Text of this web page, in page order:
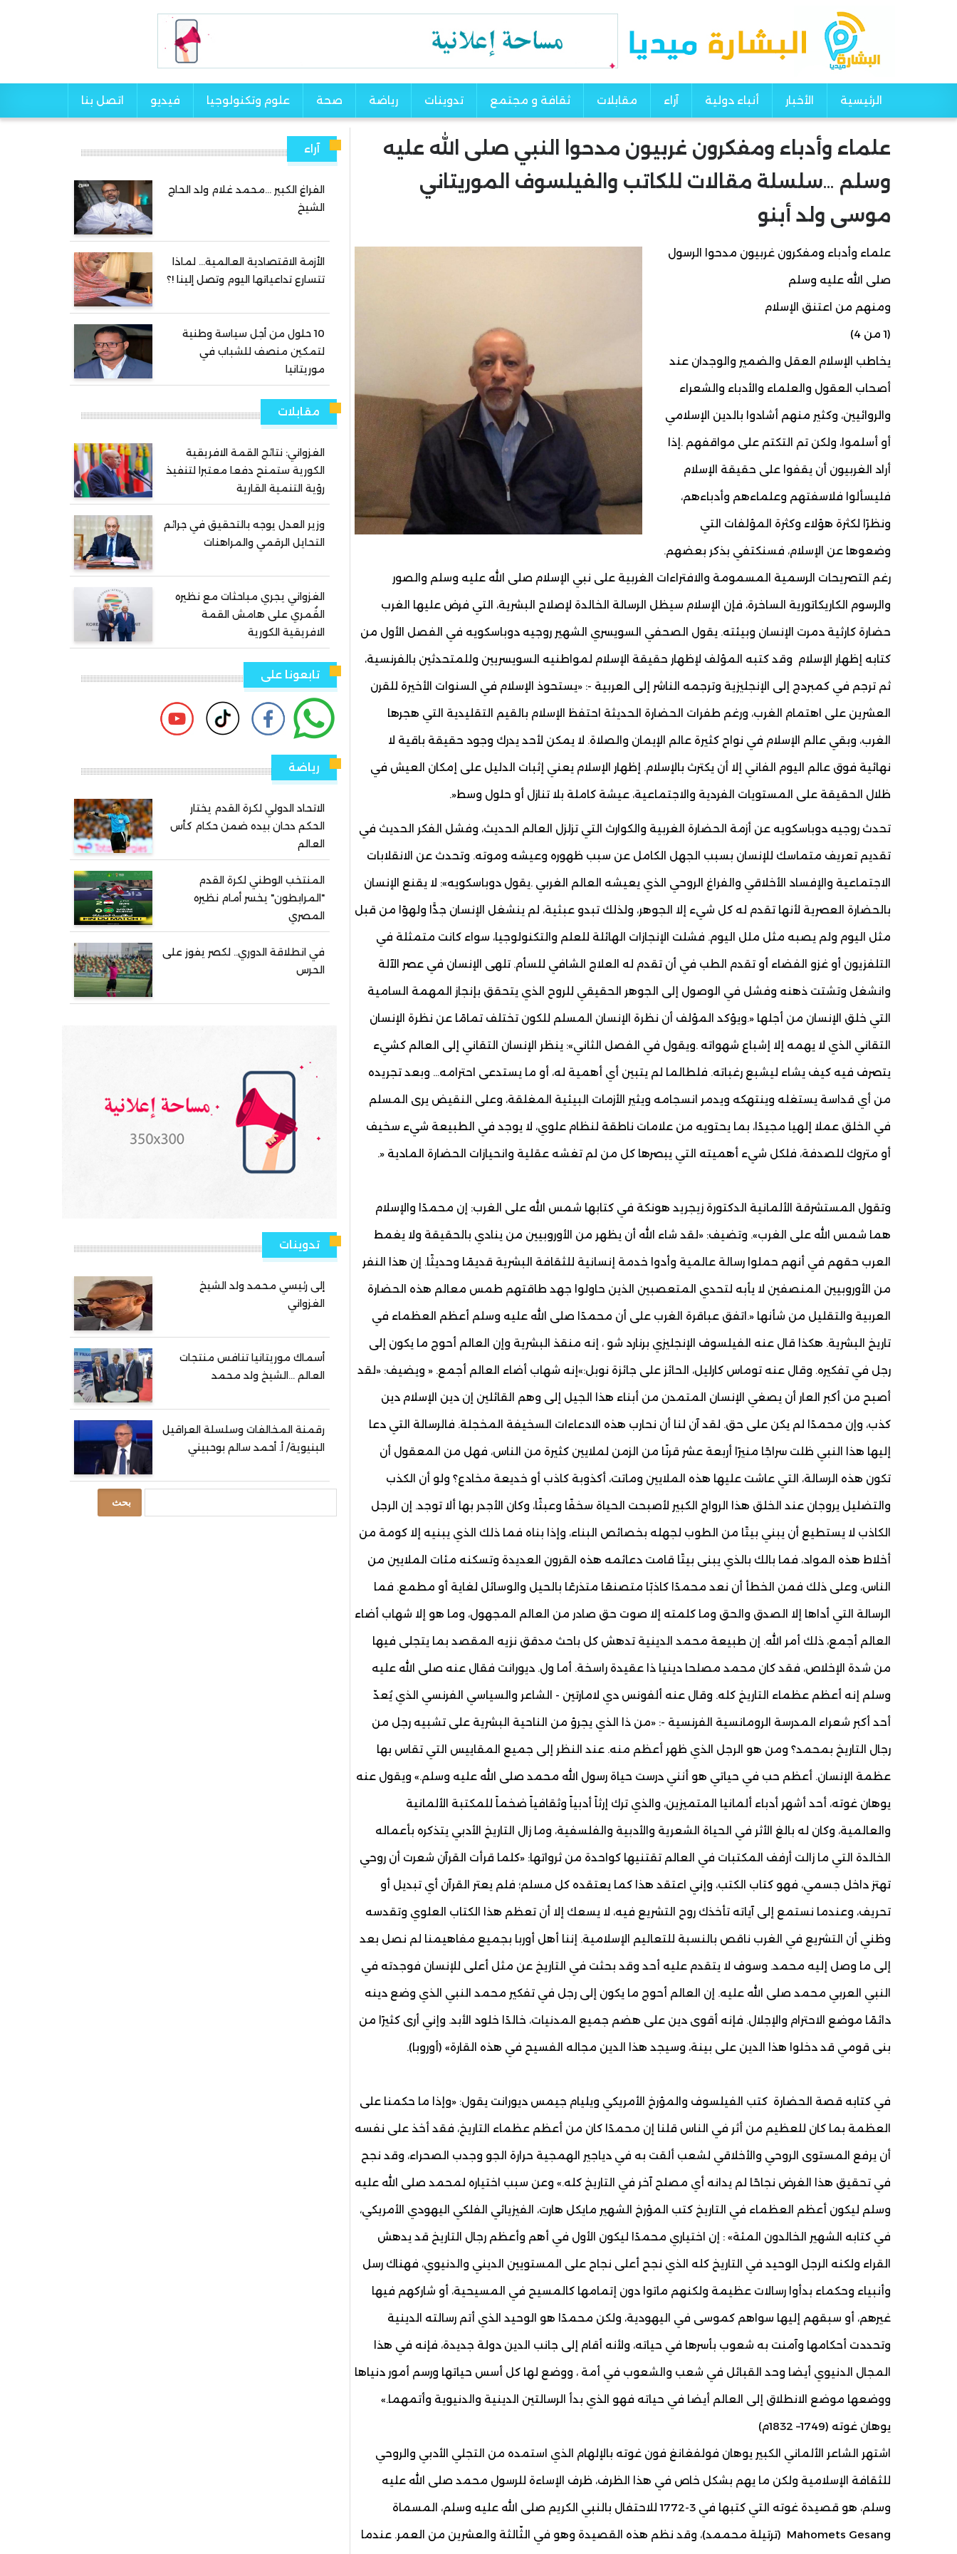
Main navigation
الرئيسية الأخبار أنباء دولية آراء مقابلات ثقافة و مجتمع تدوينات رياضة صحة علوم وتكنولوجيا فيديو اتصل بنا
علماء وأدباء ومفكرون غربيون مدحوا النبي صلى الله عليه
وسلم …سلسلة مقالات للكاتب والفيلسوف الموريتاني
موسى ولد أبنو
علماء وأدباء ومفكرون غربيون مدحوا الرسول
صلى الله عليه وسلم
ومنهم من اعتنق الإسلام
(1 من 4)
يخاطب الإسلام العقل والضمير والوجدان عند
أصحاب العقول والعلماء والأدباء والشعراء
والروائيين، وكثير منهم أشادوا بالدين الإسلامي
أو أسلموا، ولكن تم التكتم على مواقفهم .إذا
أراد الغربيون أن يقفوا على حقيقة الإسلام
فليسألوا فلاسفتهم وعلماءهم وأدباءهم،
ونظرًا لكثرة هؤلاء وكثرة المؤلفات التي
وضعوها عن الإسلام، فسنكتفي بذكر بعضهم.
رغم التصريحات الرسمية المسمومة والافتراءات الغربية على نبي الإسلام صلى الله عليه وسلم والصور
والرسوم الكاريكاتورية الساخرة، فإن الإسلام سيظل الرسالة الخالدة لإصلاح البشرية، التي فرض عليها الغرب
حضارة كارثية دمرت الإنسان وبيئته. يقول الصحفي السويسري الشهير روجيه دوباسكويه في الفصل الأول من
كتابه إظهار الإسلام وقد كتبه المؤلف لإظهار حقيقة الإسلام لمواطنيه السويسريين وللمتحدثين بالفرنسية،
ثم ترجم في كمبردج إلى الإنجليزية وترجمه الناشر إلى العربية -: «يستحوذ الإسلام في السنوات الأخيرة للقرن
العشرين على اهتمام الغرب، ورغم طفرات الحضارة الحديثة احتفظ الإسلام بالقيم التقليدية التي هجرها
الغرب، وبقي عالم الإسلام في نواح كثيرة عالم الإيمان والصلاة. لا يمكن لأحد يدرك وجود حقيقة باقية لا
نهائية فوق عالم اليوم الفاني إلا أن يكترث بالإسلام. إظهار الإسلام يعني إثبات الدليل على إمكان العيش في
ظلال الحقيقة على المستويات الفردية والاجتماعية، عيشة كاملة بلا تنازل أو حلول وسط«.
تحدث روجيه دوباسكويه عن أزمة الحضارة الغربية والكوارث التي تزلزل العالم الحديث، وفشل الفكر الحديث في
تقديم تعريف متماسك للإنسان بسبب الجهل الكامل عن سبب ظهوره وعيشه وموته. وتحدث عن الانقلابات
الاجتماعية والإفساد الأخلاقي والفراغ الروحي الذي يعيشه العالم الغربي .يقول دوباسكويه»: لا يقنع الإنسان
بالحضارة العصرية لأنها تقدم له كل شيء إلا الجوهر، ولذلك تبدو عبثية، لم ينشغل الإنسان جدًّا ولهوًا من قبل
مثل اليوم ولم يصبه مثل ملل اليوم. فشلت الإنجازات الهائلة للعلم والتكنولوجيا، سواء كانت متمثلة في
التلفزيون أو غزو الفضاء أو تقدم الطب في أن تقدم له العلاج الشافي للسأم. تلهى الإنسان في عصر الآلة
وانشغل وتشتت ذهنه وفشل في الوصول إلى الجوهر الحقيقي للروح الذي يتحقق بإنجاز المهمة السامية
التي خلق الإنسان من أجلها «.ويؤكد المؤلف أن نظرة الإنسان المسلم للكون تختلف تمامًا عن نظرة الإنسان
التقاني الذي لا يهمه إلا إشباع شهواته .ويقول في الفصل الثاني»: ينظر الإنسان التقاني إلى العالم كشيء
يتصرف فيه كيف يشاء ليشبع رغباته. فلطالما لم يتبين أي أهمية له، أو ما يستدعى احترامه... وبعد تجريده
من أي قداسة يستغله وينتهكه ويدمر انسجامه ويثير الأزمات البيئية المغلقة، وعلى النقيض يرى المسلم
في الخلق عملا إلهيا مجيدًا، بما يحتويه من علامات ناطقة لنظام علوي، لا يوجد في الطبيعة شيء سخيف
أو متروك للصدفة، فلكل شيء أهميته التي يبصرها كل من لم تغشه عقلية وانحيازات الحضارة المادية «.
وتقول المستشرقة الألمانية الدكتورة زيجريد هونكة في كتابها شمس الله على الغرب: إن محمدًا والإسلام
هما شمس الله على الغرب». وتضيف: «لقد شاء الله أن يظهر من الأوروبيين من ينادي بالحقيقة ولا يغمط
العرب حقهم في أنهم حملوا رسالة عالمية وأدوا خدمة إنسانية للثقافة البشرية قديمًا وحديثًا. إن هذا النفر
من الأوروبيين المنصفين لا يأبه لتحدي المتعصبين الذين حاولوا جهد طاقتهم طمس معالم هذه الحضارة
العربية والتقليل من شأنها «.اتفق عباقرة الغرب على أن محمدًا صلى الله عليه وسلم أعظم العظماء في
تاريخ البشرية. هكذا قال عنه الفيلسوف الإنجليزي برنارد شو ، إنه منقذ البشرية وإن العالم أحوج ما يكون إلى
رجل في تفكيره. وقال عنه توماس كارليل، الحائز على جائزة نوبل:»إنه شهاب أضاء العالم أجمع. « ويضيف: «لقد
أصبح من أكبر العار أن يصغي الإنسان المتمدن من أبناء هذا الجيل إلى وهم القائلين إن دين الإسلام دين
كذب، وإن محمدًا لم يكن على حق. لقد آن لنا أن نحارب هذه الادعاءات السخيفة المخجلة. فالرسالة التي دعا
إليها هذا النبي ظلت سراجًا منيرًا أربعة عشر قرنًا من الزمن لملايين كثيرة من الناس، فهل من المعقول أن
تكون هذه الرسالة، التي عاشت عليها هذه الملايين وماتت، أكذوبة كاذب أو خديعة مخادع؟ ولو أن الكذب
والتضليل يروجان عند الخلق هذا الرواج الكبير لأصبحت الحياة سخفًا وعبثًا، وكان الأجدر بها ألا توجد. إن الرجل
الكاذب لا يستطيع أن يبني بيتًا من الطوب لجهله بخصائص البناء، وإذا بناه فما ذلك الذي يبنيه إلا كومة من
أخلاط هذه المواد، فما بالك بالذي يبنى بيتًا قامت دعائمه هذه القرون العديدة وتسكنه مئات الملايين من
الناس، وعلى ذلك فمن الخطأ أن نعد محمدًا كاذبًا متصنعًا متذرعًا بالحيل والوسائل لغاية أو مطمع. فما
الرسالة التي أداها إلا الصدق والحق وما كلمته إلا صوت حق صادر من العالم المجهول، وما هو إلا شهاب أضاء
العالم أجمع، ذلك أمر الله. إن طبيعة محمد الدينية تدهش كل باحث مدقق نزيه المقصد بما يتجلى فيها
من شدة الإخلاص، فقد كان محمد مصلحا دينيا ذا عقيدة راسخة. أما ول. ديورانت فقال عنه صلى الله عليه
وسلم إنه أعظم عظماء التاريخ كله. وقال عنه ألفونس دي لامارتين - الشاعر والسياسي الفرنسي الذي يُعدّ
أحد أكبر شعراء المدرسة الرومانسية الفرنسية -: «من ذا الذي يجرؤ من الناحية البشرية على تشبيه رجل من
رجال التاريخ بمحمد؟ ومن هو الرجل الذي ظهر أعظم منه. عند النظر إلى جميع المقاييس التي تقاس بها
عظمة الإنسان. أعظم حب في حياتي هو أنني درست حياة رسول الله محمد صلى الله عليه وسلم.» ويقول عنه
يوهان غوته، أحد أشهر أدباء ألمانيا المتميزين، والذي ترك إرثاً أدبياً وثقافياً ضخماً للمكتبة الألمانية
والعالمية، وكان له بالغ الأثر في الحياة الشعرية والأدبية والفلسفية، وما زال التاريخ الأدبي يتذكره بأعماله
الخالدة التي ما زالت أرفف المكتبات في العالم تقتنيها كواحدة من ثرواتها: «كلما قرأت القرآن شعرت أن روحي
تهتز داخل جسمي، فهو كتاب الكتب، وإني اعتقد هذا كما يعتقده كل مسلم؛ فلم يعتر القرآن أي تبديل أو
تحريف، وعندما نستمع إلى آياته تأخذك روح التشريع فيه، لا يسعك إلا أن تعظم هذا الكتاب العلوي وتقدسه
وظني أن التشريع في الغرب ناقص بالنسبة للتعاليم الإسلامية. إننا أهل أوربا بجميع مفاهيمنا لم نصل بعد
إلى ما وصل إليه محمد. وسوف لا يتقدم عليه أحد وقد بحثت في التاريخ عن مثل أعلى للإنسان فوجدته في
النبي العربي محمد صلى الله عليه. إن العالم أحوج ما يكون إلى رجل في تفكير محمد النبي الذي وضع دينه
دائمًا موضع الاحترام والإجلال. فإنه أقوى دين على هضم جميع المدنيات، خالدًا خلود الأبد. وإني أرى كثيرًا من
بنى قومي قد دخلوا هذا الدين على بينة، وسيجد هذا الدين مجاله الفسيح في هذه القارة» (أوروبا).
في كتابه قصة الحضارة كتب الفيلسوف والمؤرخ الأمريكي ويليام جيمس ديورانت يقول: «وإذا ما حكمنا على
العظمة بما كان للعظيم من أثر في الناس قلنا إن محمدًا كان من أعظم عظماء التاريخ، فقد أخذ على نفسه
أن يرفع المستوى الروحي والأخلاقي لشعب ألقت به في دياجير الهمجية حرارة الجو وجدب الصحراء، وقد نجح
في تحقيق هذا الغرض نجاحًا لم يدانه أي مصلح آخر في التاريخ كله.» وعن سبب اختياره لمحمد صلى الله عليه
وسلم ليكون أعظم العظماء في التاريخ كتب المؤرخ الشهير مايكل هارت، الفيزيائي الفلكي اليهودي الأمريكي،
في كتابه الشهير الخالدون المئة» : إن اختياري محمدًا ليكون الأول في أهم وأعظم رجال التاريخ قد يدهش
القراء ولكنه الرجل الوحيد في التاريخ كله الذي نجح أعلى نجاح على المستويين الديني والدنيوي، فهناك رسل
وأنبياء وحكماء بدأوا رسالات عظيمة ولكنهم ماتوا دون إتمامها كالمسيح في المسيحية، أو شاركهم فيها
غيرهم، أو سبقهم إليها سواهم كموسى في اليهودية، ولكن محمدًا هو الوحيد الذي أتم رسالته الدينية
وتحددت أحكامها وآمنت به شعوب بأسرها في حياته، ولأنه أقام إلى جانب الدين دولة جديدة، فإنه في هذا
المجال الدنيوي أيضا وحد القبائل في شعب والشعوب في أمة ، ووضع لها كل أسس حياتها ورسم أمور دنياها
ووضعها موضع الانطلاق إلى العالم أيضا في حياته فهو الذي بدأ الرسالتين الدينية والدنيوية وأتمهما.»
يوهان غوته (1749– 1832م)
اشتهر الشاعر الألماني الكبير يوهان فولفغانغ فون غوته بالإلهام الذي استمده من التجلي الأدبي والروحي
للثقافة الإسلامية ولكن ما يهم بشكل خاص في هذا الظرف، ظرف الإساءة للرسول محمد صلى الله عليه
وسلم، هو قصيدة غوته التي كتبها في 3-1772 للاحتفال بالنبي الكريم صلى الله عليه وسلم، المسماة
Mahomets Gesang (ترتيلة محممد)، وقد نظم هذه القصيدة وهو في الثّالثة والعشرين من العمر. عندما
آراء
الفراغ الكبير …محمد غلام ولد الحاج
الشيخ
الأزمة الاقتصادية العالمية… لماذا
تتسارع تداعياتها اليوم وتصل إلينا !؟
10 حلول من أجل سياسة وطنية
لتمكين منصف للشباب في
موريتانيا
مقابلات
الغزواني: نتائج القمة الافريقية
الكورية ستمنح دفعا معتبرا لتنفيذ
رؤية التنمية القارية
وزير العدل يوجه بالتحقيق في جرائم
التحايل الرقمي والمراهنات
الغزواني يجري مباحثات مع نظيره
القُمري على هامش القمة
الافريقية الكورية
تابعونا على
رياضة
الاتحاد الدولي لكرة القدم يختار
الحكم دحان بيده ضمن حكام كأس
العالم
المنتخب الوطني لكرة القدم
"المرابطون" يخسر أمام نظيره
المصري
في انطلاقة الدوري.. لكصر يفوز على
الحرس
تدوينات
إلى رئيسي محمد ولد الشيخ
الغزواني
أسماك موريتانيا تنافس منتجات
العالم …الشيخ ولد محمد
رقمنة المخالفات وسلسلة العراقيل
البنيوية/ أ. أحمد سالم بوحبيني